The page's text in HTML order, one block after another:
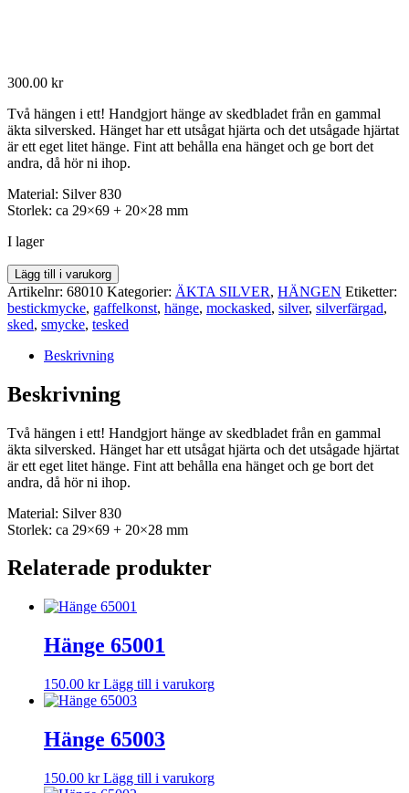
300.00 kr
Två hängen i ett! Handgjort hänge av skedbladet från en gammal
äkta silversked. Hänget har ett utsågat hjärta och det utsågade hjärtat
är ett eget litet hänge. Fint att behålla ena hänget och ge bort det
andra, då hör ni ihop.
Material: Silver 830
Storlek: ca 29×69 + 20×28 mm
I lager
Hänge
68010
mängd
Lägg till i varukorg
Artikelnr: 68010 Kategorier: ÄKTA SILVER, HÄNGEN Etiketter:
bestickmycke, gaffelkonst, hänge, mockasked, silver, silverfärgad,
sked, smycke, tesked
Beskrivning
Beskrivning
Två hängen i ett! Handgjort hänge av skedbladet från en gammal
äkta silversked. Hänget har ett utsågat hjärta och det utsågade hjärtat
är ett eget litet hänge. Fint att behålla ena hänget och ge bort det
andra, då hör ni ihop.
Material: Silver 830
Storlek: ca 29×69 + 20×28 mm
Relaterade produkter
Hänge 65001
150.00 kr Lägg till i varukorg
Hänge 65003
150.00 kr Lägg till i varukorg